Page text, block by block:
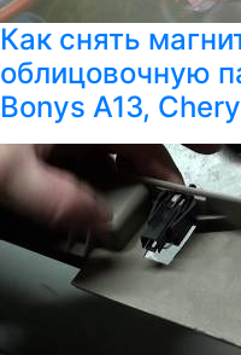
Как снять
облицовочную
Bonys A13,